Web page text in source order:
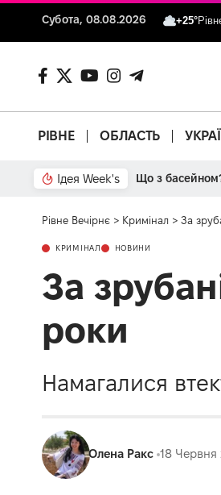
Субота, 08.08.2026 +25°
РІВНЕ ОБЛАСТЬ
Ідея Week's Від паркану до
Рівне Вечірнє > Кримінал > За
КРИМІНАЛ НОВИНИ
За
роки
Намагалися
Олена Ракс 18 Червня